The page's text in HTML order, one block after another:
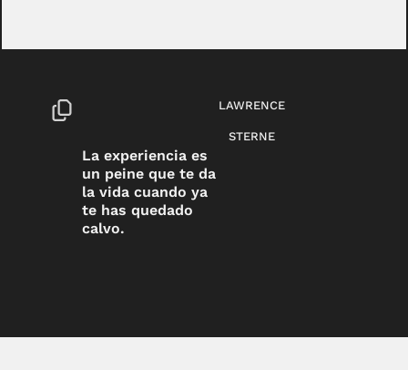
La experiencia es
un peine que te da
la vida cuando ya
te has quedado
calvo.
LAWRENCE
STERNE